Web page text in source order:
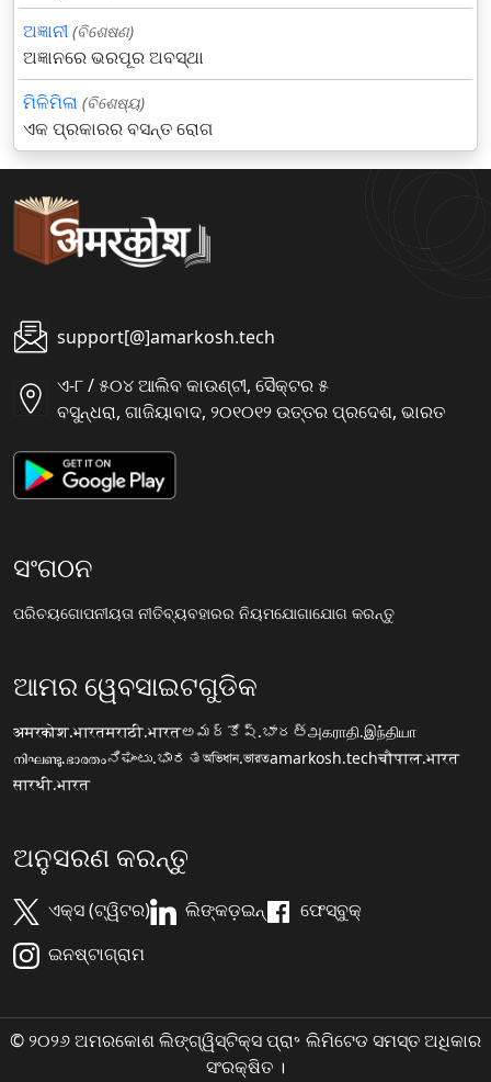
ଅଜ୍ଞାନୀ (ବିଶେଷଣ)
ଅଜ୍ଞାନରେ ଭରପୂର ଅବସ୍ଥା
ମିଳିମିଳା (ବିଶେଷ୍ୟ)
ଏକ ପ୍ରକାରର ବସନ୍ତ ରୋଗ
support[@]amarkosh.tech
ଏ-୮ / ୫୦୪ ଆଲିବ କାଉଣ୍ଟୀ, ସୈକ୍ଟର ୫
ବସୁନ୍ଧରା, ଗାଜିୟାବାଦ, ୨୦୧୦୧୨ ଉତ୍ତର ପ୍ରଦେଶ, ଭାରତ
ସଂଗଠନ
ପରିଚୟଗୋପନୀୟତା ନୀତିବ୍ୟବହାରର ନିୟମଯୋଗାଯୋଗ କରନ୍ତୁ
ଆମର ୱେବସାଇଟଗୁଡିକ
अमरकोश.भारतमराठी.भारतఅమర్కోష్.భారత్அகராதி.இந்தியா
നിഘണ്ടു.ഭാരതംನಿಘಂಟು.ಭಾರತঅভিধান.ভারতamarkosh.techचौपाल.भारत
सारथी.भारत
ଅନୁସରଣ କରନ୍ତୁ
ଏକ୍ସ (ଟ୍ୱିଟର) ଲିଙ୍କଡ଼ଇନ୍
ଫେସ୍ବୁକ୍
ଇନଷ୍ଟାଗ୍ରାମ
© ୨୦୨୬ ଅମରକୋଶ ଲିଙ୍ଗ୍ୱିସ୍ଟିକ୍ସ ପ୍ରା॰ ଲିମିଟେଡ ସମସ୍ତ ଅଧିକାର
ସଂରକ୍ଷିତ ।